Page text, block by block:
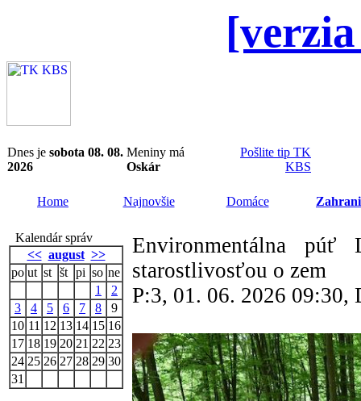
Dnes je sobota 08. 08.
2026
Meniny má
Oskár
Pošlite tip TK
KBS
Home Najnovšie Domáce
Kalendár správ
<< august >>
po ut st št pi so ne
1
2
3
4 5 6 7 8
9
10 11 12 13 14 15 16
17 18 19 20 21 22 23
24 25 26 27 28 29 30
31
Environmentálna púť
starostlivosťou o zem
P:3, 01. 06. 2026 09:30,